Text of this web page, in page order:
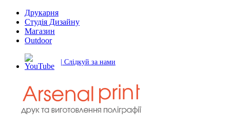
Друкарня
Студія Дизайну
Магазин
Outdoor
| Слідкуй за нами